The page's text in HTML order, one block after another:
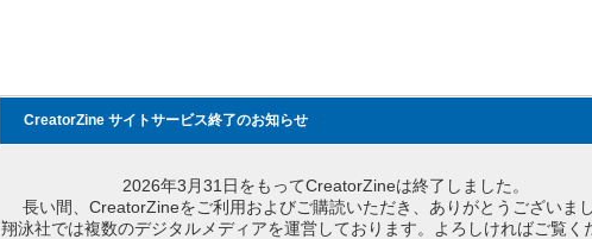
CreatorZine サイトサービス終了のお知らせ
2026年3月31日をもってCreatorZineは終了しました。
長い間、CreatorZineをご利用およびご購読いただき、ありがとうございまし
翔泳社では複数のデジタルメディアを運営しております。よろしければご覧く